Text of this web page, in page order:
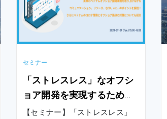
セミナー
「ストレスレス」なオフシ
ョア開発を実現するために
は?
【セミナー】「ストレスレス」